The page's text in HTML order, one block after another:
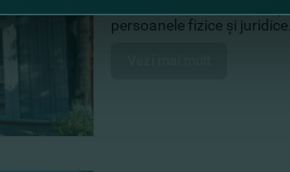
FinComBank a deschis
persoanele fizice şi juridice.